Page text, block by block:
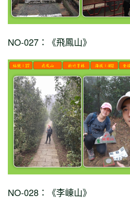
NO-027：《飛鳳山》
NO-028：《李崠山》